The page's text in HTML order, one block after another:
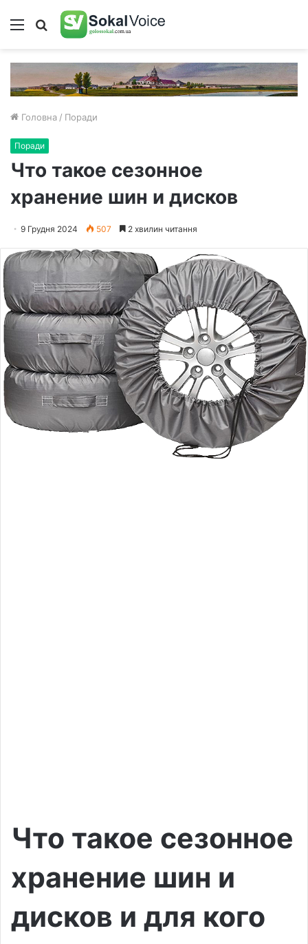
Меню Пошук
Головна / Поради
Поради
Что такое сезонное
хранение шин и дисков
9 Грудня 2024 507 2 хвилин читання
Что такое сезонное
хранение шин и
дисков и для кого